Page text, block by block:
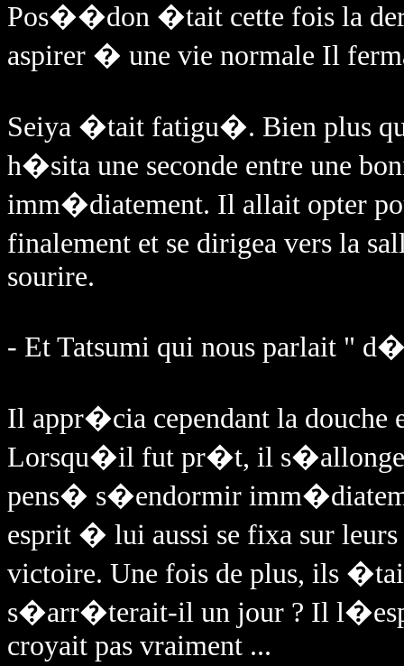
Pos��don �tait cette fois la
aspirer � une vie normale Il
Seiya �tait fatigu�. Bien plus
h�sita une seconde entre une
imm�diatement. Il allait opter
finalement et se dirigea vers la
sourire.
- Et Tatsumi qui nous parlait "
Il appr�cia cependant la douche
Lorsqu�il fut pr�t, il
pens� s�endormir
esprit � lui aussi se fixa sur
victoire. Une fois de plus, ils
s�arr�terait-il un jour ? Il
croyait pas vraiment ...